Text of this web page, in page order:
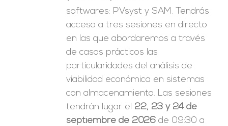
softwares: PVsyst y SAM. Tendrás
acceso a tres sesiones en directo
en las que abordaremos a través
de casos prácticos las
particularidades del análisis de
viabilidad económica en sistemas
con almacenamiento. Las sesiones
tendrán lugar el 22, 23 y 24 de
septiembre de 2026 de 09:30 a